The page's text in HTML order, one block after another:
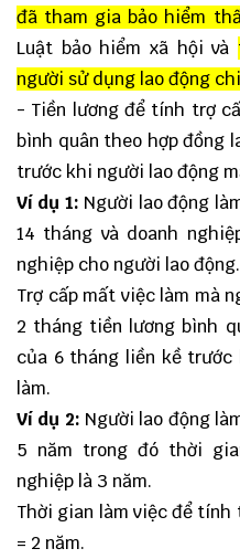
đã tham gia bảo hiểm
Luật bảo hiểm xã hội và
người sử dụng lao động
- Tiền lương để tính trợ
bình quân theo hợp đồng
trước khi người lao động
Ví dụ 1: Người lao động
14 tháng và doanh
nghiệp cho người lao động.
Trợ cấp mất việc làm mà
2 tháng tiền lương bình
của 6 tháng liền kề
làm.
Ví dụ 2: Người lao động
5 năm trong đó thời
nghiệp là 3 năm.
Thời gian làm việc để tính
= 2 năm.